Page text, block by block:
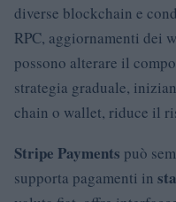
diverse blockchain e
RPC, aggiornamenti dei
possono alterare il
strategia graduale,
chain o wallet, riduce il
Stripe Payments può
supporta pagamenti in